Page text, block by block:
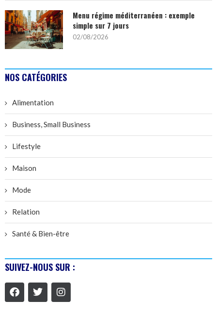
Menu régime méditerranéen : exemple
simple sur 7 jours
02/08/2026
NOS CATÉGORIES
Alimentation
Business, Small Business
Lifestyle
Maison
Mode
Relation
Santé & Bien-être
SUIVEZ-NOUS SUR :